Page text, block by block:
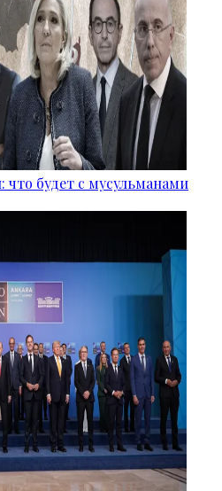
что будет с мусульманами